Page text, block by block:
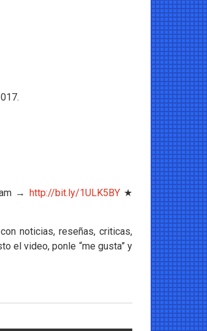
→ http://bit.ly/1ULK5BY★
noticias, reseñas, criticas,
el video, ponle “me gusta” y